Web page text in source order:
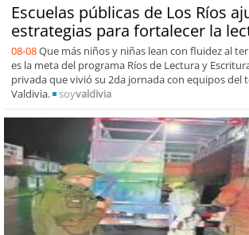
Escuelas públicas de Los Ríos
estrategias para fortalecer la
08-08Que más niños y niñas lean con fluidez al
es la meta del programa Ríos de Lectura y
privada que vivió su 2da jornada con equipos del
Valdivia.
soyvaldivia